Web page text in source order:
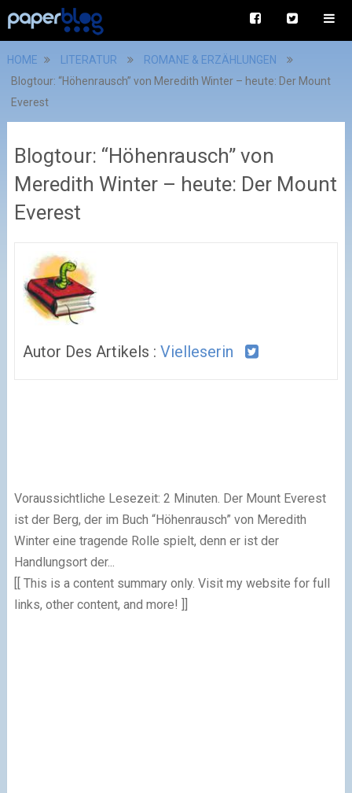
HOME LITERATUR
ROMANE & ERZÄHLUNGEN
Blogtour: “Höhenrausch” von Meredith Winter – heute: Der Mount
Everest
Blogtour: “Höhenrausch” von
Meredith Winter – heute: Der Mount
Everest
Autor Des Artikels : Vielleserin
Voraussichtliche Lesezeit: 2 Minuten. Der Mount Everest
ist der Berg, der im Buch “Höhenrausch” von Meredith
Winter eine tragende Rolle spielt, denn er ist der
Handlungsort der...
[[ This is a content summary only. Visit my website for full
links, other content, and more! ]]